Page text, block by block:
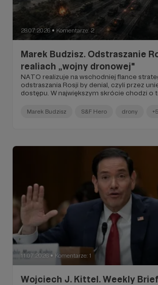
28.07.2026 ● Komentarze: 2
Marek Budzisz. Odstraszanie
realiach „wojny dronowej"
NATO realizuje na wschodniej flance
odstraszania Rosji by denial, czyli przez
dostępu. W największym skrócie chodzi o
system obrony, żeby potencjalny
Marek Budzisz S&F Hero drony +5
11.07.2026 ● Komentarze: 1
Wojciech J. Kittel. Weekly